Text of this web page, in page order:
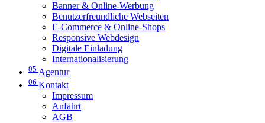
Banner & Online-Werbung
Benutzerfreundliche Webseiten
E-Commerce & Online-Shops
Responsive Webdesign
Digitale Einladung
Internationalisierung
05 Agentur
06 Kontakt
Impressum
Anfahrt
AGB